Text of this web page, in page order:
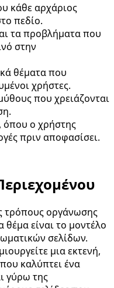
κάθε αρχάριος
πεδίο.
τα προβλήματα που
στην
θέματα που
χρήστες.
που χρειάζονται
όπου ο χρήστης
πριν αποφασίσει.
τρόπους οργάνωσης
είναι το μοντέλο
σελίδων.
μια εκτενή,
καλύπτει ένα
γύρω της